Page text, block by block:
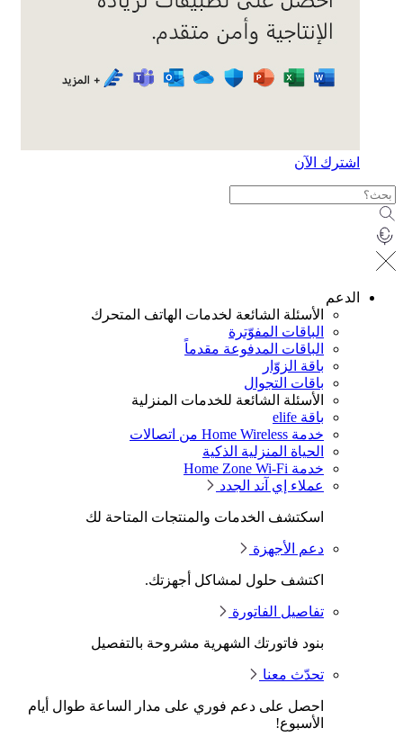
الآن
الأسئلة الشائعة لخدمات الهاتف المتحرك
الباقات المفوّترة
الباقات المدفوعة مقدماً
باقة الزوّار
باقات التجوال
الأسئلة الشائعة للخدمات المنزلية
الحياة المنزلية الذكية
عملاء إي آند الجدد
اسكتشف الخدمات والمنتجات المتاحة لك
دعم الأجهزة
اكتشف حلول لمشاكل أجهزتك.
تفاصيل الفاتورة
بنود فاتورتك الشهرية مشروحة بالتفصيل
تحدّث معنا
احصل على دعم فوري على مدار الساعة طوال أيام